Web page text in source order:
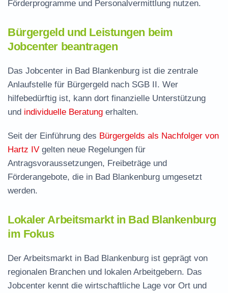
Förderprogramme und Personalvermittlung nutzen.
Bürgergeld und Leistungen beim
Jobcenter beantragen
Das Jobcenter in Bad Blankenburg ist die zentrale
Anlaufstelle für Bürgergeld nach SGB II. Wer
hilfebedürftig ist, kann dort finanzielle Unterstützung
und individuelle Beratung erhalten.
Seit der Einführung des Bürgergelds als Nachfolger von
Hartz IV gelten neue Regelungen für
Antragsvoraussetzungen, Freibeträge und
Förderangebote, die in Bad Blankenburg umgesetzt
werden.
Lokaler Arbeitsmarkt in Bad Blankenburg
im Fokus
Der Arbeitsmarkt in Bad Blankenburg ist geprägt von
regionalen Branchen und lokalen Arbeitgebern. Das
Jobcenter kennt die wirtschaftliche Lage vor Ort und